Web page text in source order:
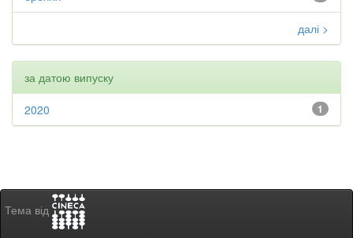
далі >
за датою випуску
1
2020
Тема від